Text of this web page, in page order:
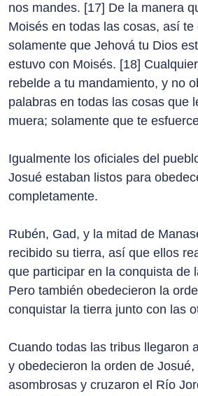
nos mandes. [17] De la manera
Moisés en todas las cosas, así
solamente que Jehová tu Dios
estuvo con Moisés. [18]
rebelde a tu mandamiento, y no
palabras en todas las cosas que
muera; solamente que te
Igualmente los oficiales del
Josué estaban listos para
completamente.
Rubén, Gad, y la mitad de
recibido su tierra, así que ellos
que participar en la conquista de
Pero también obedecieron la
conquistar la tierra junto con las
Cuando todas las tribus llegaron
y obedecieron la orden de
asombrosas y cruzaron el Río